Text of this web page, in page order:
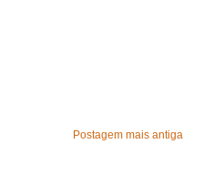
Postagem mais antiga